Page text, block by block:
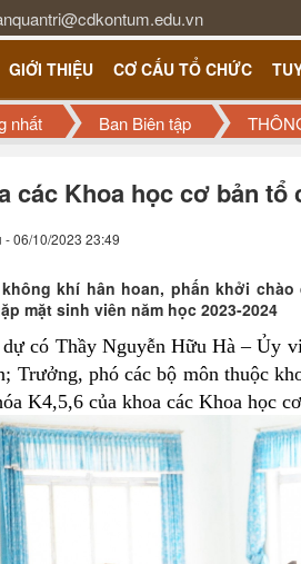
GIỚI THIỆU CƠ CẤU TỔ CHỨC
nhất Ban Biên tập
các Khoa học cơ bản tổ
- 06/10/2023 23:49
khí hân hoan, phấn khởi
mặt sinh viên năm học 2023-2024
có Thầy Nguyễn Hữu Hà – Ủy
Trưởng, phó các bộ môn thuộc
K4,5,6 của khoa các Khoa học